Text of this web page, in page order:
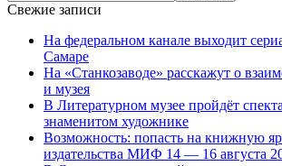
Свежие записи
На федеральном канале выходит
Самаре
На «Станкозаводе» расскажут о
и музея
В Литературном музее пройдёт
знаменитом художнике
Возможность: попасть на книжную
издательства МИФ 14 — 16 августа